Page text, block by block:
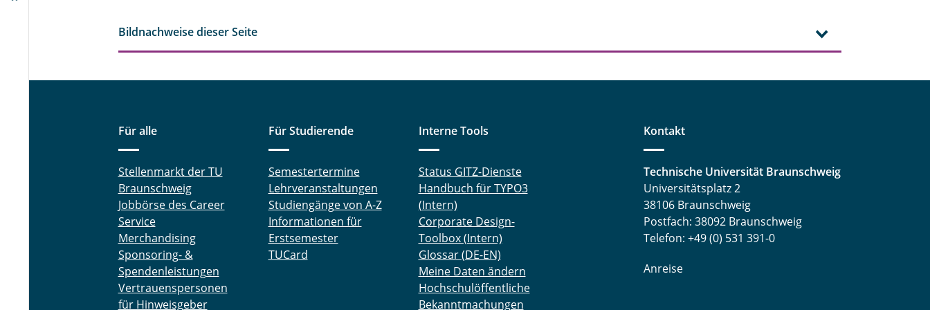
Bildnachweise dieser Seite
Für alle
Stellenmarkt der TU
Braunschweig
Jobbörse des Career
Service
Merchandising
Sponsoring- &
Spendenleistungen
Vertrauenspersonen
für Hinweisgeber
Für Studierende
Semestertermine
Lehrveranstaltungen
Studiengänge von A-Z
Informationen für
Erstsemester
TUCard
Interne Tools
Status GITZ-Dienste
Handbuch für TYPO3
(Intern)
Corporate Design-
Toolbox (Intern)
Glossar (DE-EN)
Meine Daten ändern
Hochschulöffentliche
Bekanntmachungen
Kontakt
Technische Universität Braunschweig
Universitätsplatz 2
38106 Braunschweig
Postfach: 38092 Braunschweig
Telefon: +49 (0) 531 391-0
Anreise